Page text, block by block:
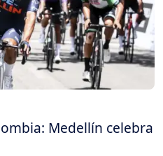
Medellín celebra